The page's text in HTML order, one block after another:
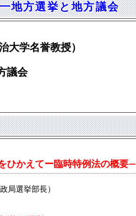
地方選挙と地方議会
大学名誉教授）
議会
ひかえてー臨時特例法の概要―
局選挙部長）